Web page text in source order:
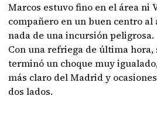
Marcos estuvo fino en el área ni
compañero en un buen centro al
nada de una incursión peligrosa.
Con una refriega de última hora,
terminó un choque muy
más claro del Madrid y
dos lados.